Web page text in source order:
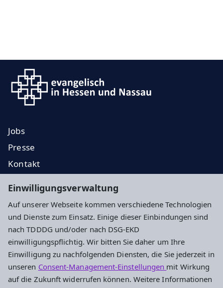
Einwilligungsverwaltung
Auf unserer Webseite kommen verschiedene Technologien
und Dienste zum Einsatz. Einige dieser Einbindungen sind
nach TDDDG und/oder nach DSG-EKD
einwilligungspflichtig. Wir bitten Sie daher um Ihre
Einwilligung zu nachfolgenden Diensten, die Sie jederzeit in
unseren Consent-Management-Einstellungen mit Wirkung
auf die Zukunft widerrufen können. Weitere Informationen
Jobs
Presse
Kontakt
Propstei
Impressum Datenschutz Cookie-Einstellungen
Evangelisches Dekanat Vogelsberg